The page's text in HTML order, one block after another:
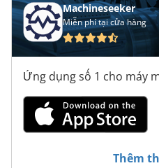
Machineseeker
Miễn phí tại cửa hàng
Ứng dụng số 1 cho máy
Thêm